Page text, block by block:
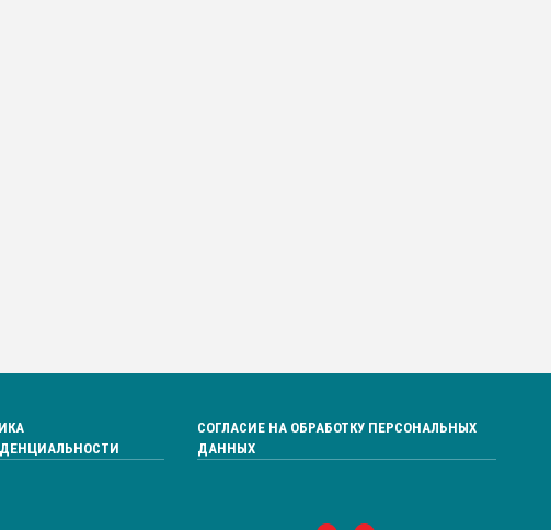
СОГЛАСИЕ НА ОБРАБОТКУ ПЕРСОНАЛЬНЫХ
ДАННЫХ